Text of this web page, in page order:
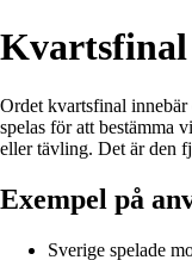
Kvartsfinal
Ordet kvartsfinal
spelas för att bestämma
eller tävling. Det är den
Exempel på
Sverige spelade